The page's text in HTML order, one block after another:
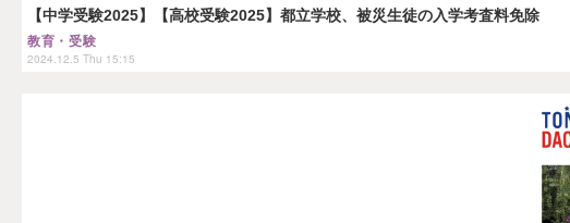
【中学受験2025】【高校受験2025】都立学校、被災生徒の入学考査料免除
教育・受験
2024.12.5 Thu 15:15